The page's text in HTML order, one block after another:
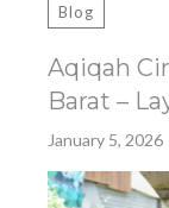
Blog
Aqiqah
Barat –
January 5, 2026